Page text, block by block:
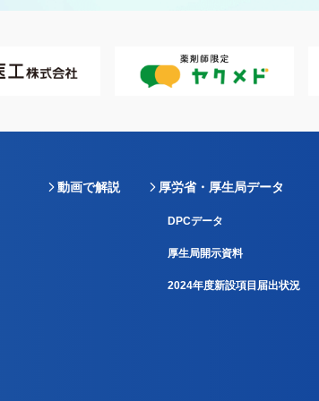
動画で解説 厚労省・厚生局データ
DPCデータ
厚生局開示資料
2024年度新設項目届出状況